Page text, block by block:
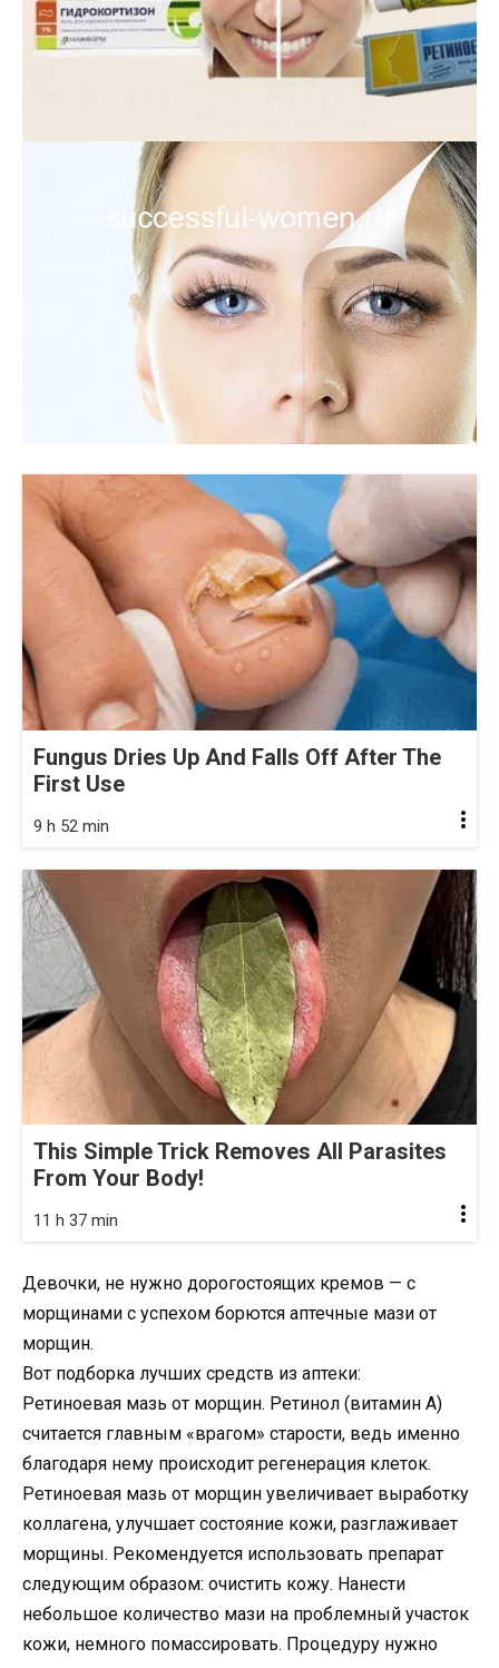
Fungus Dries Up And Falls Off After The
First Use
9 h 52 min
This Simple Trick Removes All Parasites
From Your Body!
11 h 37 min
Девочки, не нужно дорогостоящих кремов — с
морщинами с успехом борются аптечные мази от
морщин.
Вот подборка лучших средств из аптеки:
Ретиноевая мазь от морщин. Ретинол (витамин А)
считается главным «врагом» старости, ведь именно
благодаря нему происходит регенерация клеток.
Ретиноевая мазь от морщин увеличивает выработку
коллагена, улучшает состояние кожи, разглаживает
морщины. Рекомендуется использовать препарат
следующим образом: очистить кожу. Нанести
небольшое количество мази на проблемный участок
кожи, немного помассировать. Процедуру нужно